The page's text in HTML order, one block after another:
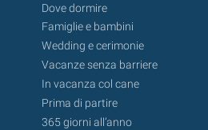
Dove dormire
Famiglie e bambini
Wedding e cerimonie
Vacanze senza barriere
In vacanza col cane
Prima di partire
365 giorni all’anno